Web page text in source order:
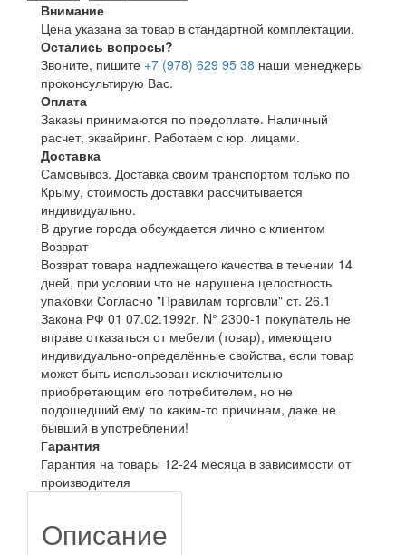
Внимание
Цена указана за товар в стандартной комплектации.
Остались вопросы?
Звоните, пишите +7 (978) 629 95 38 наши менеджеры
проконсультирую Вас.
Оплата
Заказы принимаются по предоплате. Наличный
расчет, эквайринг. Работаем с юр. лицами.
Доставка
Самовывоз. Доставка своим транспортом только по
Крыму, стоимость доставки рассчитывается
индивидуально.
В другие города обсуждается лично с клиентом
Возврат
Возврат товара надлежащего качества в течении 14
дней, при условии что не нарушена целостность
упаковки Согласно "Правилам торговли" ст. 26.1
Закона РФ 01 07.02.1992г. N° 2300-1 покупатель не
вправе отказаться от мебели (товар), имеющего
индивидуально-определённые свойства, если товар
может быть использован исключительно
приобретающим его потребителем, но не
подошедший eмy по каким-то причинам, даже не
бывший в употреблении!
Гарантия
Гарантия на товары 12-24 месяца в зависимости от
производителя
Описание